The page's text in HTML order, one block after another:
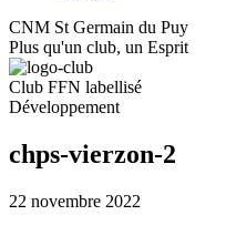
CNM St Germain du Puy
Plus qu'un club, un Esprit
Club FFN labellisé
Développement
chps-vierzon-2
22 novembre 2022